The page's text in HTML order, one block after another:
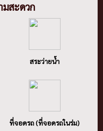
มสะดวก
สระว่ายน้ำ
ที่จอดรถ (ที่จอดรถในร่ม)